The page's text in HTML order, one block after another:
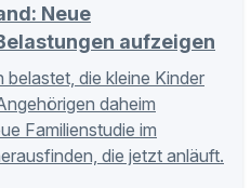
Neue
aufzeigen
die kleine Kinder
daheim
Familienstudie im
die jetzt anläuft.